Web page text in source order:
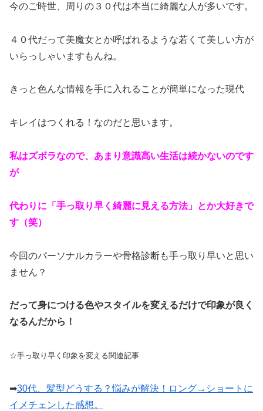
今のご時世、周りの３０代は本当に綺麗な人が多いです。
４０代だって美魔女とか呼ばれるような若くて美しい方が
いらっしゃいますもんね。
きっと色んな情報を手に入れることが簡単になった現代
キレイはつくれる！なのだと思います。
私はズボラなので、あまり意識高い生活は続かないのです
が
代わりに「手っ取り早く綺麗に見える方法」とか大好きで
す（笑）
今回のパーソナルカラーや骨格診断も手っ取り早いと思い
ません？
だって身につける色やスタイルを変えるだけで印象が良く
なるんだから！
☆手っ取り早く印象を変える関連記事
➡︎30代、髪型どうする？悩みが解決！ロング→ショートに
イメチェンした感想。